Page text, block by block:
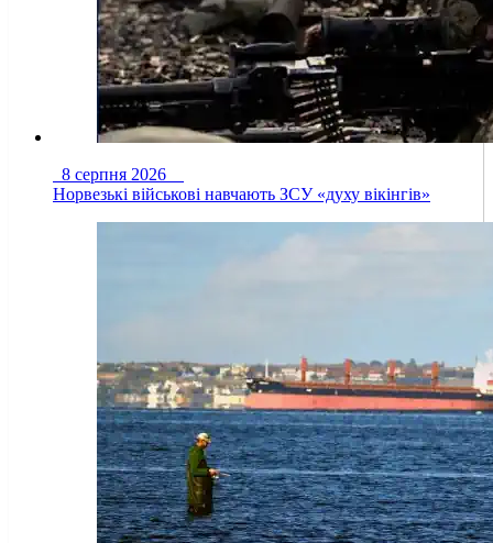
8 серпня 2026
Норвезькі військові навчають ЗСУ «духу вікінгів»